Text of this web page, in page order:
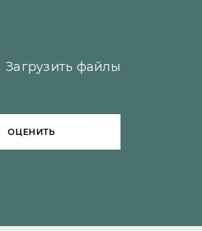
Загрузить файлы
ОЦЕНИТЬ